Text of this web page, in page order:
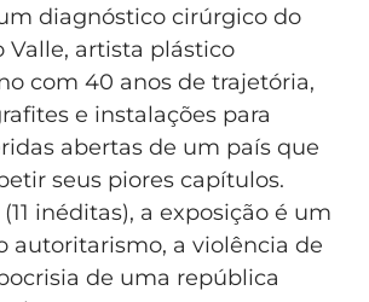
diagnóstico cirúrgico do
Valle, artista plástico
com 40 anos de trajetória,
e instalações para
abertas de um país que
seus piores capítulos.
(11 inéditas), a exposição é um
autoritarismo, a violência de
de uma república